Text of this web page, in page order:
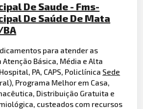
De Saude - Fms-
De Saúde De Mata
BA
para atender as
Básica, Média e Alta
PA, CAPS, Policlínica Sede
Programa Melhor em Casa,
Distribuição Gratuita e
custeados com recursos